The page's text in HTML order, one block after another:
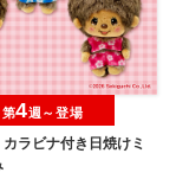
ラビナ付き日焼けミ
第4週～登場